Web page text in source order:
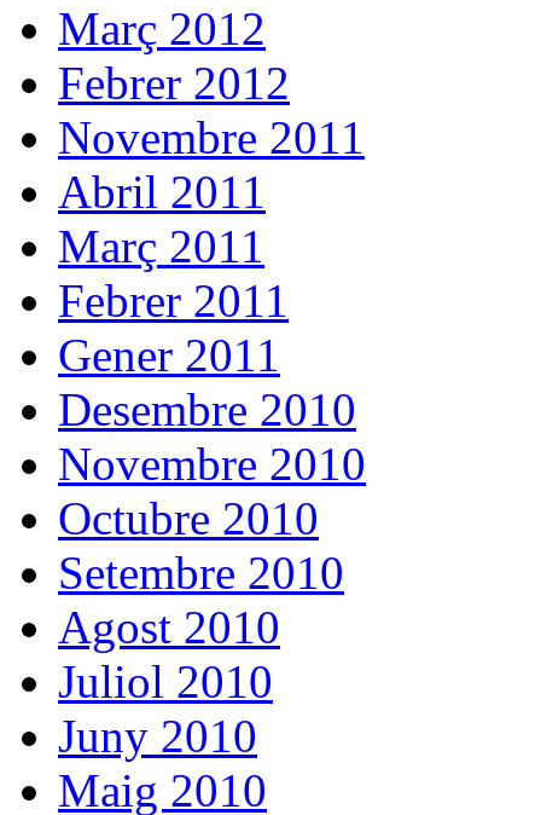
Març 2012
Febrer 2012
Novembre 2011
Abril 2011
Març 2011
Febrer 2011
Gener 2011
Desembre 2010
Novembre 2010
Octubre 2010
Setembre 2010
Agost 2010
Juliol 2010
Juny 2010
Maig 2010